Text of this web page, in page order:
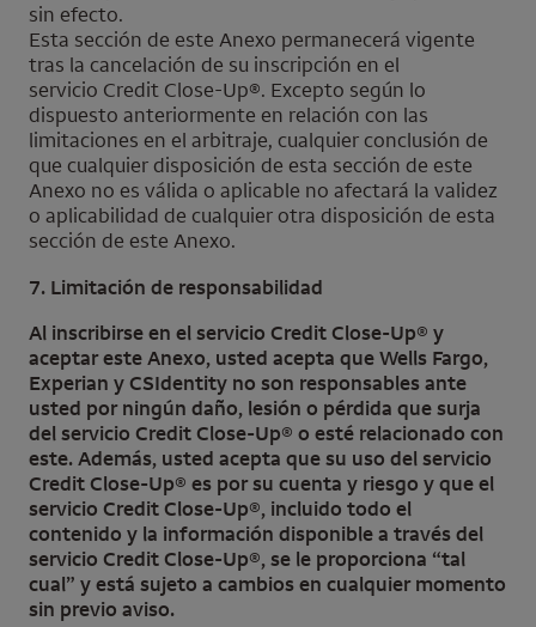
sin efecto.
Esta sección de este Anexo permanecerá vigente
tras la cancelación de su inscripción en el
servicio Credit Close-Up®. Excepto según lo
dispuesto anteriormente en relación con las
limitaciones en el arbitraje, cualquier conclusión de
que cualquier disposición de esta sección de este
Anexo no es válida o aplicable no afectará la validez
o aplicabilidad de cualquier otra disposición de esta
sección de este Anexo.
7. Limitación de responsabilidad
Al inscribirse en el servicio Credit Close-Up® y
aceptar este Anexo, usted acepta queWells Fargo,
Experian yCSIdentity no son responsables ante
usted por ningún daño, lesión o pérdida que surja
del servicio Credit Close-Up® o esté relacionado con
este. Además, usted acepta que su uso del servicio
Credit Close-Up® es por su cuenta y riesgo y que el
servicio Credit Close-Up®, incluido todo el
contenido y la información disponible a través del
servicio Credit Close-Up®, se le proporciona “tal
cual” y está sujeto a cambios en cualquier momento
sin previo aviso.